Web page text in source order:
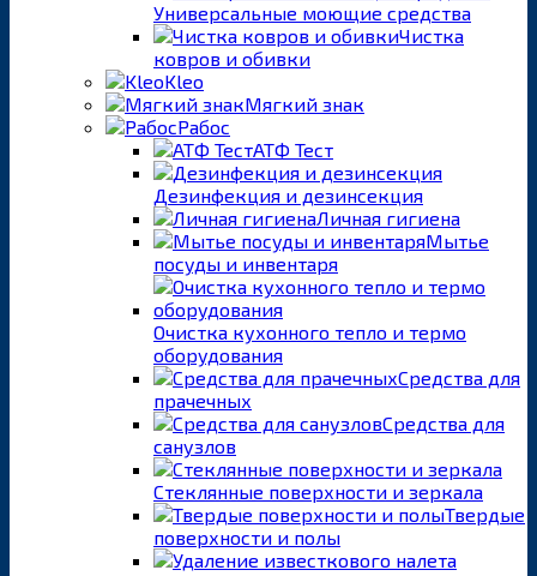
Универсальные моющие средства
Чистка
ковров и обивки
Kleo
Мягкий знак
Рабос
АТФ Тест
Дезинфекция и дезинсекция
Личная гигиена
Мытье
посуды и инвентаря
Очистка кухонного тепло и термо
оборудования
Средства для
прачечных
Средства для
санузлов
Стеклянные поверхности и зеркала
Твердые
поверхности и полы